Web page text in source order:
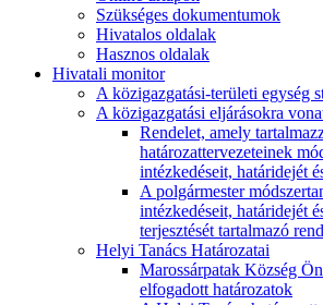
Szükséges dokumentumok
Hivatalos oldalak
Hasznos oldalak
Hivatali monitor
A közigazgatási-területi egység
A közigazgatási eljárásokra
Rendelet, amely
határozattervezeteinek
intézkedéseit, határidejét
A polgármester
intézkedéseit, határidejét
terjesztését tartalmazó
Helyi Tanács Határozatai
Marossárpatak Község
elfogadott határozatok